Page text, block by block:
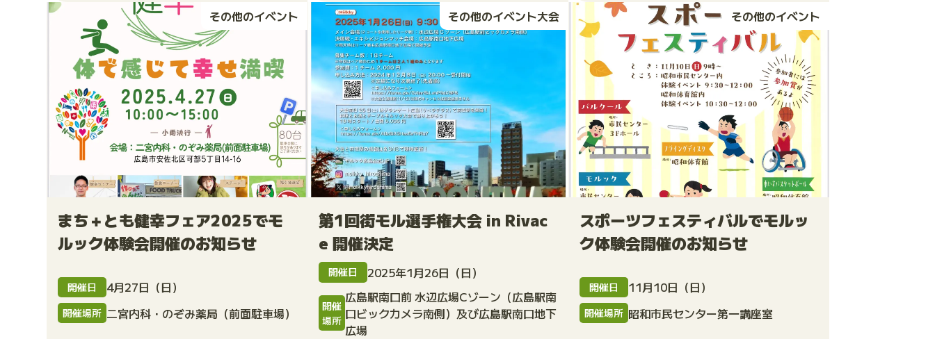
その他のイベント
まち＋とも健幸フェア2025でモ
ルック体験会開催のお知らせ
開催日 4月27日（日）
開催場所 二宮内科・のぞみ薬局（前面駐車場）
その他のイベント大会
第1回街モル選手権大会 in Rivac
e 開催決定
開催日 2025年1月26日（日）
開催
場所
広島駅南口前 水辺広場Cゾーン（広島駅南
口ビックカメラ南側）及び広島駅南口地下
広場
その他のイベント
スポーツフェスティバルでモルッ
ク体験会開催のお知らせ
開催日 11月10日（日）
開催場所 昭和市民センター第一講座室